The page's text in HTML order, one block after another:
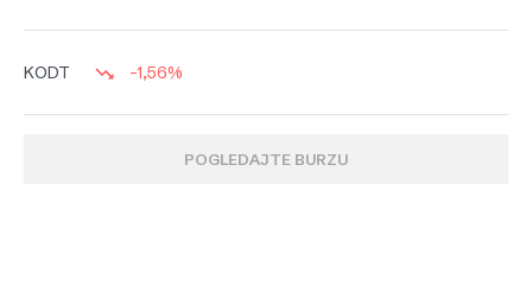
KODT -1,56%
POGLEDAJTE BURZU